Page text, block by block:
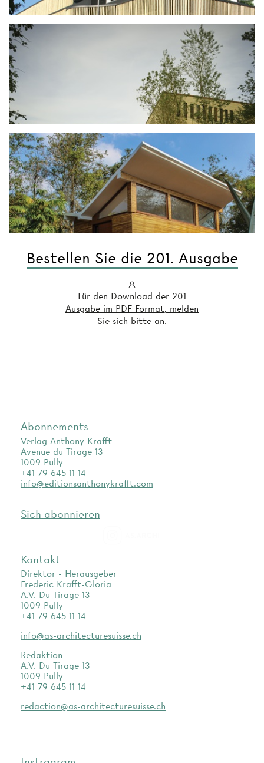
Bestellen Sie die 201. Ausgabe
Für den Download der 201
Ausgabe im PDF Format, melden
Sie sich bitte an.
Abonnements
Verlag Anthony Krafft
Avenue du Tirage 13
1009 Pully
+41 79 645 11 14
info@editionsanthonykrafft.com
Sich abonnieren
Kontakt
Direktor - Herausgeber
Frederic Krafft-Gloria
A.V. Du Tirage 13
1009 Pully
+41 79 645 11 14
info@as-architecturesuisse.ch
Redaktion
A.V. Du Tirage 13
1009 Pully
+41 79 645 11 14
redaction@as-architecturesuisse.ch